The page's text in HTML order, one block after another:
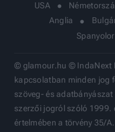
USA
Anglia
© glamour.hu © IndaNext
kapcsolatban minden jog
szöveg- és
szerzői jogról szóló 1999.
értelmében a törvény 35/